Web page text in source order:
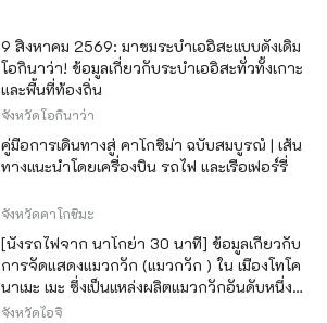
9 สิงหาคม 2569: มาชมระบำเออิสะแบบดั้งเดิม
โอกินาว่า! ข้อมูลเกี่ยวกับระบำเออิสะทั่วทั้งเกาะ
และพื้นที่ท้องถิ่น
จังหวัดโอกินาว่า
คู่มือการเดินทางสู่ คาโกชิม่า ฉบับสมบูรณ์ | เส้น
ทางแนะนำโดยเครื่องบิน รถไฟ และเรือเฟอร์รี่
จังหวัดคาโกชิมะ
[นั่งรถไฟจาก นาโกย่า 30 นาที] ข้อมูลเกี่ยวกับ
การจัดแสดงแมวกวัก (แมวกวัก ) ใน เมืองโทโค
นาเมะ เมะ ซึ่งเป็นแหล่งผลิตแมวกวักอันดับหนึ่ง
ของญี่ปุ่น
จังหวัดไอจิ